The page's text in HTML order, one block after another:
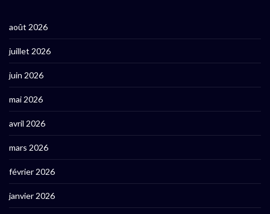
août 2026
juillet 2026
juin 2026
mai 2026
avril 2026
mars 2026
février 2026
janvier 2026